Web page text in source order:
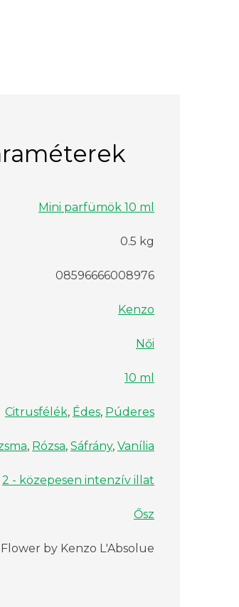
Mini parfümök 10 ml
0.5 kg
08596666008976
Kenzo
Női
10 ml
Citrusfélék, Édes, Púderes
, Rózsa, Sáfrány, Vanília
2 - közepesen intenzív illat
Ősz
by Kenzo L'Absolue